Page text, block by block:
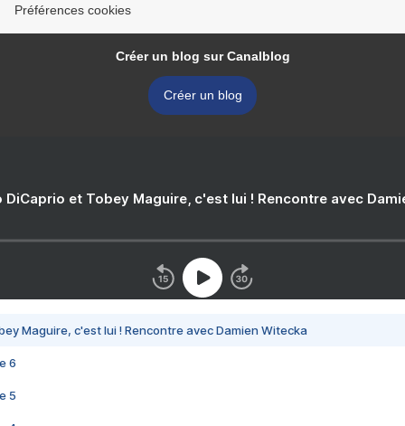
Préférences cookies
Créer un blog sur Canalblog
Créer un blog
DiCaprio et Tobey Maguire, c'est lui ! Rencontre avec
Maguire, c'est lui ! Rencontre avec Damien Witecka
6
5